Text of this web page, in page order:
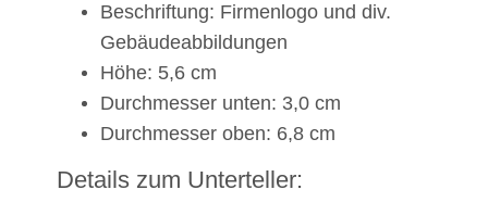
Beschriftung: Firmenlogo und div.
Gebäudeabbildungen
Höhe: 5,6 cm
Durchmesser unten: 3,0 cm
Durchmesser oben: 6,8 cm
Details zum Unterteller: